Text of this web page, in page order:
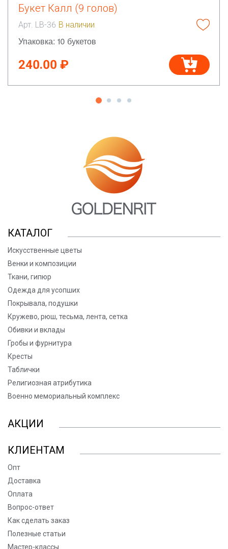
Букет Калл (9 голов)
Арт. LB-36 В наличии
Упаковка: 10 букетов
240.00 ₽
КАТАЛОГ
Искусственные цветы
Венки и композиции
Ткани, гипюр
Одежда для усопших
Покрывала, подушки
Кружево, рюш, тесьма, лента, сетка
Обивки и вклады
Гробы и фурнитура
Кресты
Таблички
Религиозная атрибутика
Военно мемориальный комплекс
АКЦИИ
КЛИЕНТАМ
Опт
Доставка
Оплата
Вопрос-ответ
Как сделать заказ
Полезные статьи
Мастер-классы